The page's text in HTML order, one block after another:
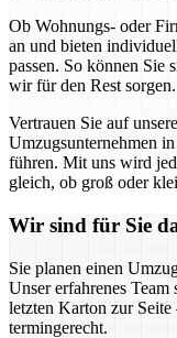
Ob Wohnungs- oder
an und bieten
passen. So können Sie
wir für den Rest sorgen.
Vertrauen Sie auf
Umzugsunternehmen
führen. Mit uns wird
gleich, ob groß oder
Wir sind für Sie
Sie planen einen
Unser erfahrenes
letzten Karton zur Seite
termingerecht.